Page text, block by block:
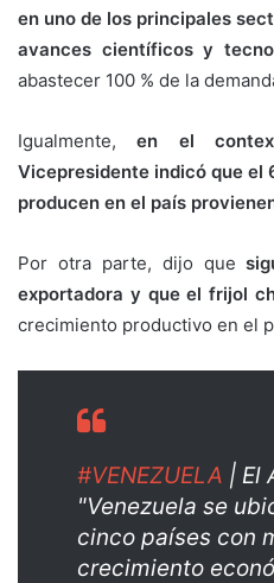
en uno de los principales
avances científicos y
abastecer 100 % de la
Igualmente,en el
Vicepresidente indicó que el
producen en el país
Por otra parte, dijo que
exportadora y que el frijol
crecimiento productivo en el
#VENEZUELA | El
"Venezuela se
cinco países con
crecimiento